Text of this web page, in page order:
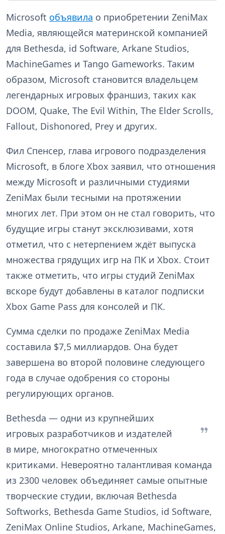
Microsoft объявила о приобретении ZeniMax
Media, являющейся материнской компанией
для Bethesda, id Software, Arkane Studios,
MachineGames и Tango Gameworks. Таким
образом, Microsoft становится владельцем
легендарных игровых франшиз, таких как
DOOM, Quake, The Evil Within, The Elder Scrolls,
Fallout, Dishonored, Prey и других.
Фил Спенсер, глава игрового подразделения
Microsoft, в блоге Xbox заявил, что отношения
между Microsoft и различными студиями
ZeniMax были тесными на протяжении
многих лет. При этом он не стал говорить, что
будущие игры станут эксклюзивами, хотя
отметил, что с нетерпением ждёт выпуска
множества грядущих игр на ПК и Xbox. Стоит
также отметить, что игры студий ZeniMax
вскоре будут добавлены в каталог подписки
Xbox Game Pass для консолей и ПК.
Сумма сделки по продаже ZeniMax Media
составила $7,5 миллиардов. Она будет
завершена во второй половине следующего
года в случае одобрения со стороны
регулирующих органов.
Bethesda — одни из крупнейших
игровых разработчиков и издателей
в мире, многократно отмеченных
критиками. Невероятно талантливая команда
из 2300 человек объединяет самые опытные
творческие студии, включая Bethesda
Softworks, Bethesda Game Studios, id Software,
ZeniMax Online Studios, Arkane, MachineGames,